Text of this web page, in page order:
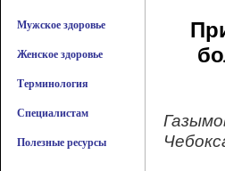
Мужское здоровье
Женское здоровье
Терминология
Специалистам
Полезные ресурсы